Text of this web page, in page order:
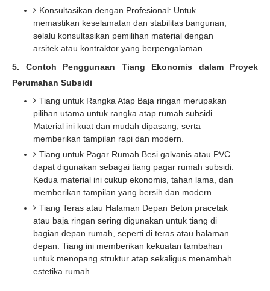
Konsultasikan dengan Profesional: Untuk
memastikan keselamatan dan stabilitas bangunan,
selalu konsultasikan pemilihan material dengan
arsitek atau kontraktor yang berpengalaman.
5. Contoh Penggunaan Tiang Ekonomis dalam Proyek
Perumahan Subsidi
Tiang untuk Rangka Atap Baja ringan merupakan
pilihan utama untuk rangka atap rumah subsidi.
Material ini kuat dan mudah dipasang, serta
memberikan tampilan rapi dan modern.
Tiang untuk Pagar Rumah Besi galvanis atau PVC
dapat digunakan sebagai tiang pagar rumah subsidi.
Kedua material ini cukup ekonomis, tahan lama, dan
memberikan tampilan yang bersih dan modern.
Tiang Teras atau Halaman Depan Beton pracetak
atau baja ringan sering digunakan untuk tiang di
bagian depan rumah, seperti di teras atau halaman
depan. Tiang ini memberikan kekuatan tambahan
untuk menopang struktur atap sekaligus menambah
estetika rumah.